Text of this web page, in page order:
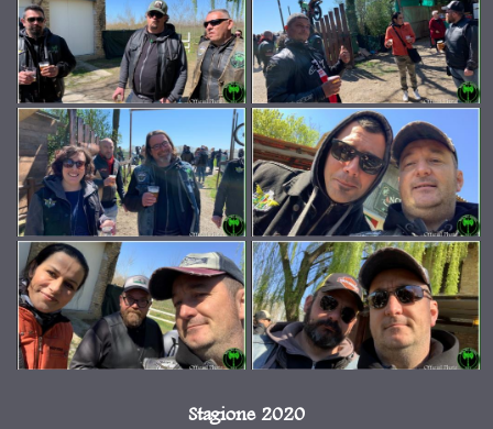
Stagione 2020